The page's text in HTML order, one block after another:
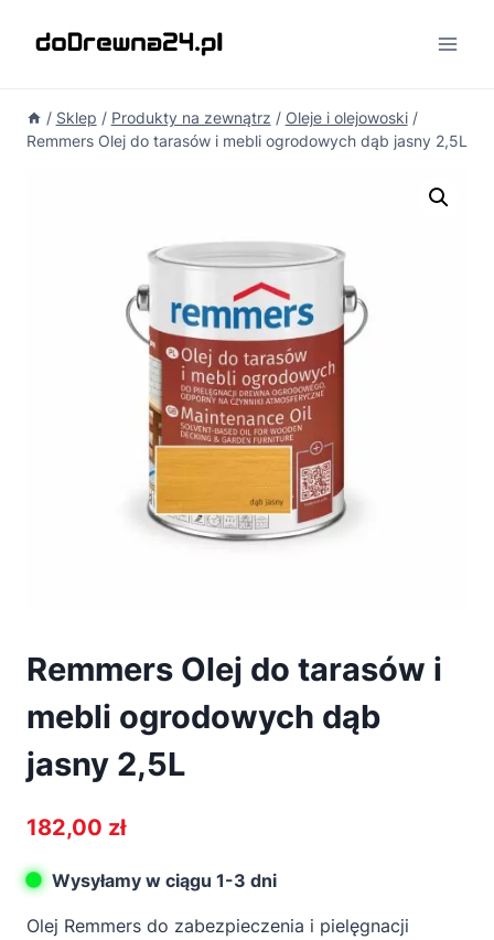
/ Sklep / Produkty na zewnątrz / Oleje i olejowoski /
Remmers Olej do tarasów i mebli ogrodowych dąb jasny 2,5L
Remmers Olej do tarasów i
mebli ogrodowych dąb
jasny 2,5L
182,00 zł
Wysyłamy w ciągu 1-3 dni
Olej Remmers do zabezpieczenia i pielęgnacji